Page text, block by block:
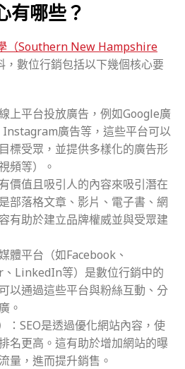
有哪些？
（Southern New Hampshire
，數位行銷包括以下幾個核心要
上平台投放廣告，例如Google廣
Instagram廣告等，這些平台可以
標受眾，並提供多樣化的廣告形
頻等）。
價值且吸引人的內容來吸引潛在
部落格文章、影片、電子書、網
有助於建立品牌權威並與受眾建
體平台（如Facebook、
LinkedIn等）是數位行銷中的
以通過這些平台與粉絲互動、分
。
：SEO是透過優化網站內容，使
名更高。這有助於增加網站的曝
量，進而提升銷售。